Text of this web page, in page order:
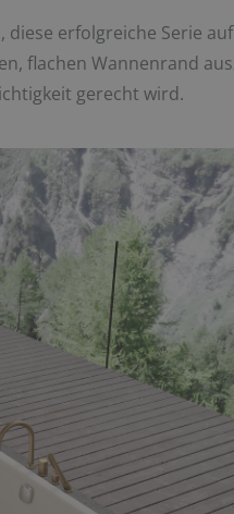
erfolgreiche Serie
flachen Wannenrand
gerecht wird.